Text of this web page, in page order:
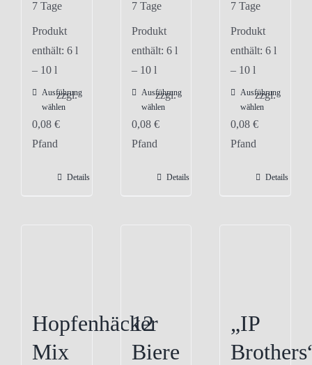
7 Tage
Produkt
enthält: 6 l
– 10 l
Ausführung
wählen
Dieses
Produkt
Varianten
gewählt
werden
zzgl.
0,08 €
Pfand
Details
7 Tage
Produkt
enthält: 6 l
– 10 l
Ausführung
wählen
Dieses
Produkt
Varianten
gewählt
werden
zzgl.
0,08 €
Pfand
Details
7 Tage
Produkt
enthält: 6l
– 10l
Ausführung
wählen
Dieses
Produkt
Varianten
gewählt
werden
zzgl.
0,08€
Pfand
Details
Hopfenhäcker
Mix
12
Biere
„IP